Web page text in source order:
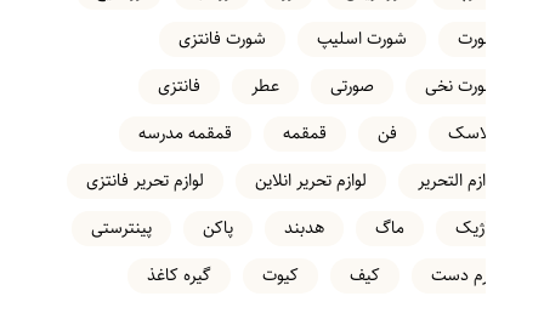
شورت
شورت اسلیپ
شورت فانتزی
شورت نخی
صورتی عطر
فانتزی
فلاسک
فن قمقمه
قمقمه مدرسه
لوازم التحریر
لوازم تحریر انلاین
لوازم تحریر فانتزی
ماژیک
ماگ هدبند پاکن
پینترستی
کرم دست
کیف کیوت گیره کاغذ